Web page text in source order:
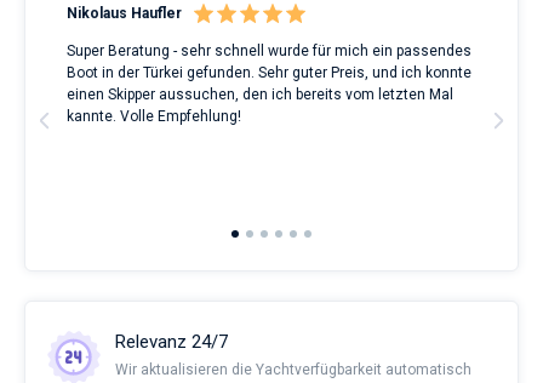
Nikolaus Haufler
Super Beratung - sehr schnell wurde für mich ein passendes
Boot in der Türkei gefunden. Sehr guter Preis, und ich konnte
einen Skipper aussuchen, den ich bereits vom letzten Mal
kannte. Volle Empfehlung!
Relevanz 24/7
Wir aktualisieren die Yachtverfügbarkeit automatisch